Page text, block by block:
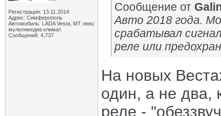
Регистрация: 13.11.2014
Адрес: Симферополь
Автомобиль: LADA Vesta, МТ люкс
мультимедиа климат.
Сообщений: 4,737
Сообщение от
Авто 2018 года.
срабатывал
реле или
На новых
один, а не два,
реле -